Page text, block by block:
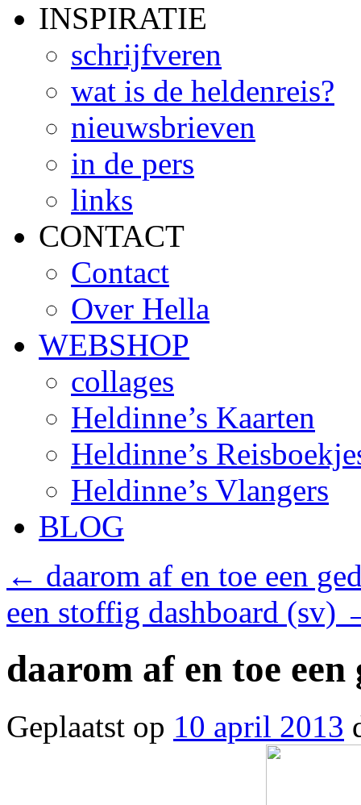
INSPIRATIE
schrijfveren
wat is de heldenreis?
nieuwsbrieven
in de pers
links
CONTACT
Contact
Over Hella
WEBSHOP
collages
Heldinne’s Kaarten
Heldinne’s
Heldinne’s Vlangers
BLOG
← daarom af en toe een
een stoffig dashboard (sv)
daarom af en toe een
Geplaatst op 10 april 2013